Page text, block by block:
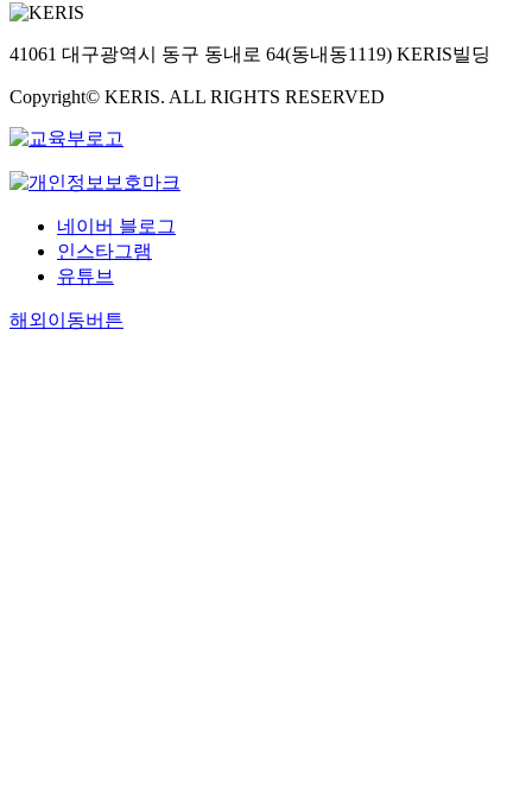
41061 대구광역시 동구 동내로 64(동내동1119) KERIS빌딩
Copyright© KERIS. ALL RIGHTS RESERVED
네이버 블로그
인스타그램
유튜브
해외이동버튼